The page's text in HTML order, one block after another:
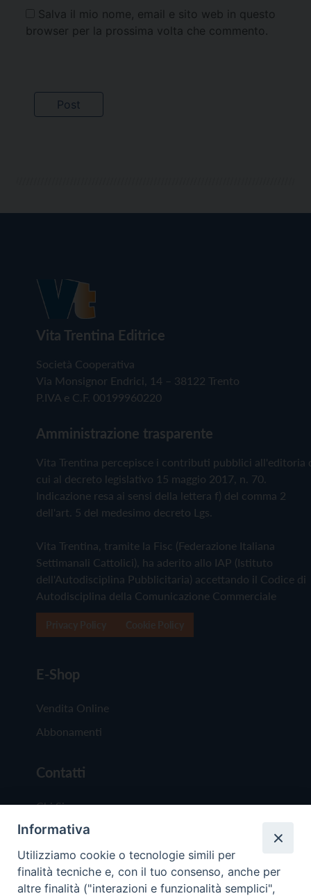
Salva il mio nome, email e sito web in questo
browser per la prossima volta che commento.
Vita Trentina Editrice
Società Cooperativa
Via Monsignor Endrici, 14 – 38122 Trento
P.IVA e C.F. 00199960220
Amministrazione trasparente
Vita Trentina percepisce i contributi pubblici all'editoria
cui al decreto legislativo 15 maggio 2017, n. 70.
Indicazione resa ai sensi della lettera f) del comma 2
dell'art. 5 del medesimo decreto Lgs.
Vita Trentina, tramite la Fisc (Federazione Italiana
Settimanali Cattolici), ha aderito allo IAP (Istituto
dell'Autodisciplina Pubblicitaria) accettando il Codice di
Autodisciplina della Comunicazione Commerciale
E-Shop
Vendita Online
Abbonamenti
Contatti
Chi Siamo
Redazione
Scrivici
Informativa
Utilizziamo cookie o tecnologie simili per
finalità tecniche e, con il tuo consenso, anche per
altre finalità ("interazioni e funzionalità semplici",